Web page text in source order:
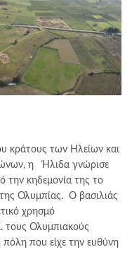
κράτους των Ηλείων και
η Ήλιδα γνώρισε
την κηδεμονία της το
Ολυμπίας. Ο βασιλιάς
χρησμό
τους Ολυμπιακούς
που είχε την ευθύνη